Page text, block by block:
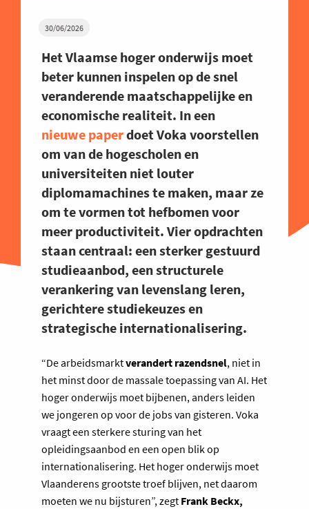
30/06/2026
Het Vlaamse hoger onderwijs moet
beter kunnen inspelen op de snel
veranderende maatschappelijke en
economische realiteit. In een
nieuwe paperdoet Voka voorstellen
om van de hogescholen en
universiteiten niet louter
diplomamachines te maken, maar ze
om te vormen tot hefbomen voor
meer productiviteit. Vier opdrachten
staan centraal: een sterker gestuurd
studieaanbod, een structurele
verankering van levenslang leren,
gerichtere studiekeuzes en
strategische internationalisering.
“De arbeidsmarktverandert razendsnel, niet in
het minst door de massale toepassing van AI. Het
hoger onderwijs moet bijbenen, anders leiden
we jongeren op voor de jobs van gisteren. Voka
vraagt een sterkere sturing van het
opleidingsaanbod en een open blik op
internationalisering. Het hoger onderwijs moet
Vlaanderens grootste troef blijven, net daarom
moeten we nu bijsturen”, zegt Frank Beckx,